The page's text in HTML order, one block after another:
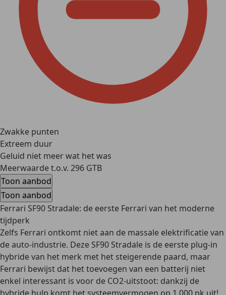
Zwakke punten
Extreem duur
Geluid niet meer wat het was
Meerwaarde t.o.v. 296 GTB
Toon aanbod
Toon aanbod
Ferrari SF90 Stradale: de eerste Ferrari van het moderne
tijdperk
Zelfs Ferrari ontkomt niet aan de massale elektrificatie van
de auto-industrie. Deze SF90 Stradale is de eerste plug-in
hybridevan het merk met het steigerende paard, maar
Ferrari bewijst dat het toevoegen van een batterij niet
enkel interessant is voor de CO2-uitstoot: dankzij de